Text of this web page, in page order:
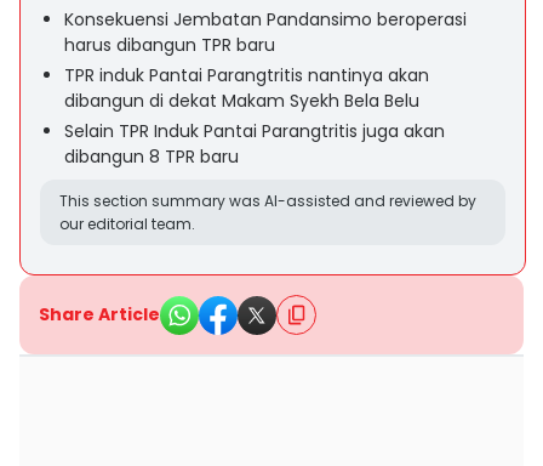
Konsekuensi Jembatan Pandansimo beroperasi
harus dibangun TPR baru
TPR induk Pantai Parangtritis nantinya akan
dibangun di dekat Makam Syekh Bela Belu
Selain TPR Induk Pantai Parangtritis juga akan
dibangun 8 TPR baru
This section summary was AI-assisted and reviewed by
our editorial team.
Share Article